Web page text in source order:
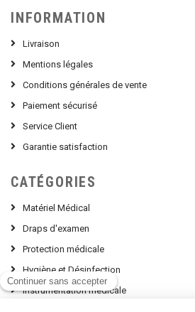
INFORMATION
Livraison
Mentions légales
Conditions générales de vente
Paiement sécurisé
Service Client
Garantie satisfaction
CATÉGORIES
Matériel Médical
Draps d'examen
Protection médicale
Hygiène et Désinfection
Instrumentation médicale